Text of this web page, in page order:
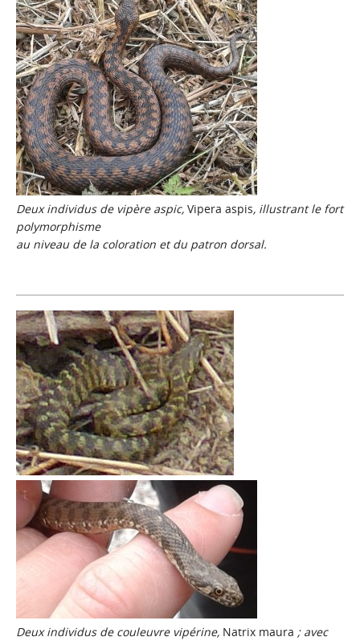
Deux individus de vipère aspic, Vipera aspis, illustrant le fort
polymorphisme
au niveau de la coloration et du patron dorsal.
Deux individus de couleuvre vipérine, Natrix maura ; avec